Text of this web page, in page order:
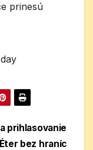
prinesú
prihlasovanie
bez hraníc